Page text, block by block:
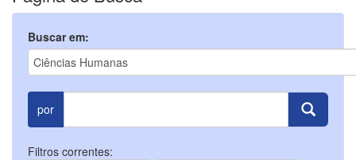
Buscar em:
por
Filtros correntes: